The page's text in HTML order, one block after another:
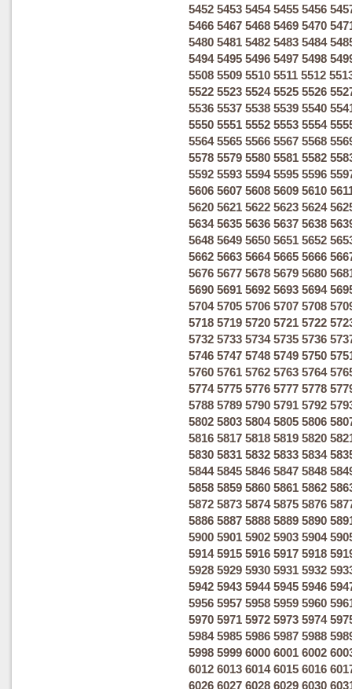
5452 5453 5454 5455 5456
5466 5467 5468 5469 5470
5480 5481 5482 5483 5484
5494 5495 5496 5497 5498
5508 5509 5510 5511 5512
5522 5523 5524 5525 5526
5536 5537 5538 5539 5540
5550 5551 5552 5553 5554
5564 5565 5566 5567 5568
5578 5579 5580 5581 5582
5592 5593 5594 5595 5596
5606 5607 5608 5609 5610
5620 5621 5622 5623 5624
5634 5635 5636 5637 5638
5648 5649 5650 5651 5652
5662 5663 5664 5665 5666
5676 5677 5678 5679 5680
5690 5691 5692 5693 5694
5704 5705 5706 5707 5708
5718 5719 5720 5721 5722
5732 5733 5734 5735 5736
5746 5747 5748 5749 5750
5760 5761 5762 5763 5764
5774 5775 5776 5777 5778
5788 5789 5790 5791 5792
5802 5803 5804 5805 5806
5816 5817 5818 5819 5820
5830 5831 5832 5833 5834
5844 5845 5846 5847 5848
5858 5859 5860 5861 5862
5872 5873 5874 5875 5876
5886 5887 5888 5889 5890
5900 5901 5902 5903 5904
5914 5915 5916 5917 5918
5928 5929 5930 5931 5932
5942 5943 5944 5945 5946
5956 5957 5958 5959 5960
5970 5971 5972 5973 5974
5984 5985 5986 5987 5988
5998 5999 6000 6001 6002
6012 6013 6014 6015 6016
6026 6027 6028 6029 6030